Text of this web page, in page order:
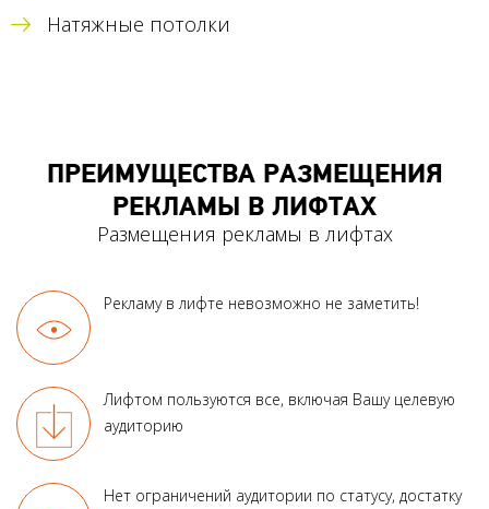
Натяжные потолки
ПРЕИМУЩЕСТВА РАЗМЕЩЕНИЯ
РЕКЛАМЫ В ЛИФТАХ
Размещения рекламы в лифтах
Рекламу в лифте невозможно не заметить!
Лифтом пользуются все, включая Вашу целевую
аудиторию
Нет ограничений аудитории по статусу, достатку